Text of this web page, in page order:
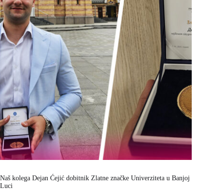
Naš kolega Dejan Ćejić dobitnik Zlatne značke Univerziteta u Banjoj
Luci